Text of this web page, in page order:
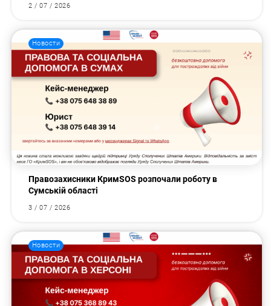
2 / 07 / 2026
Новости
Правозахисники КримSOS розпочали роботу в
Сумській області
3 / 07 / 2026
Новости